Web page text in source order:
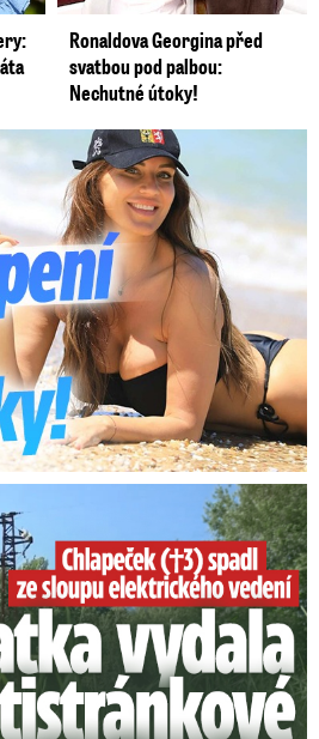
Ronaldova Georgina před
svatbou pod palbou:
Nechutné útoky!
Překvapení pro sporťáky!
vydala vyjádření na 16 stran